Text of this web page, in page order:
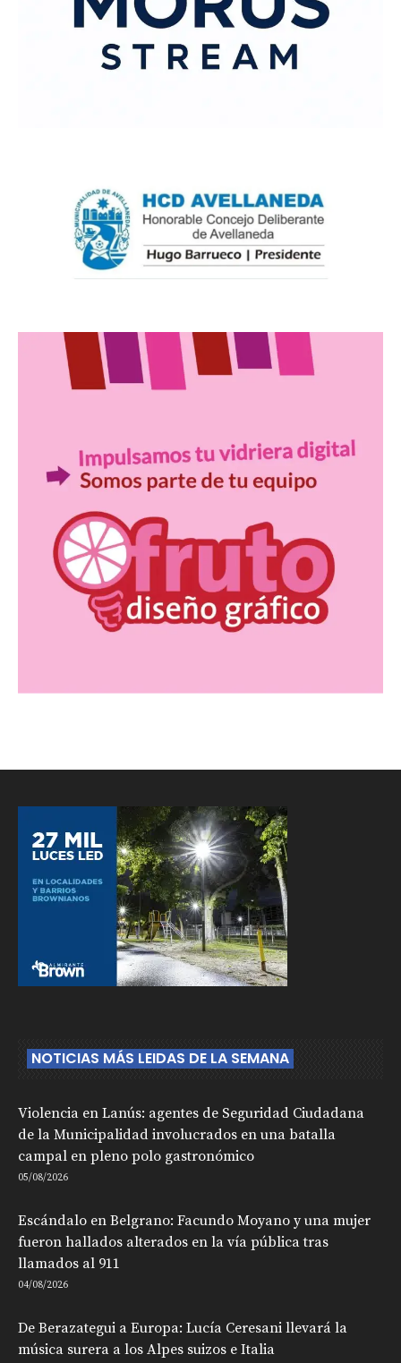
NOTICIAS MÁS LEIDAS DE LA SEMANA
Violencia en Lanús: agentes de Seguridad Ciudadana
de la Municipalidad involucrados en una batalla
campal en pleno polo gastronómico
05/08/2026
Escándalo en Belgrano: Facundo Moyano y una mujer
fueron hallados alterados en la vía pública tras
llamados al 911
04/08/2026
De Berazategui a Europa: Lucía Ceresani llevará la
música surera a los Alpes suizos e Italia